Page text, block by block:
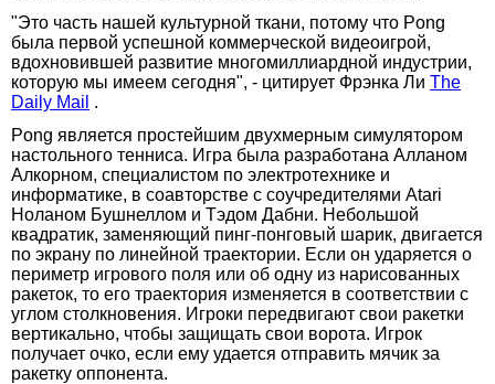
"Это часть нашей культурной ткани, потому что Pong
была первой успешной коммерческой видеоигрой,
вдохновившей развитие многомиллиардной индустрии,
которую мы имеем сегодня", - цитирует Фрэнка Ли The
Daily Mail .
Pong является простейшим двухмерным симулятором
настольного тенниса. Игра была разработана Алланом
Алкорном, специалистом по электротехнике и
информатике, в соавторстве с соучредителями Atari
Ноланом Бушнеллом и Тэдом Дабни. Небольшой
квадратик, заменяющий пинг-понговый шарик, двигается
по экрану по линейной траектории. Если он ударяется о
периметр игрового поля или об одну из нарисованных
ракеток, то его траектория изменяется в соответствии с
углом столкновения. Игроки передвигают свои ракетки
вертикально, чтобы защищать свои ворота. Игрок
получает очко, если ему удается отправить мячик за
ракетку оппонента.